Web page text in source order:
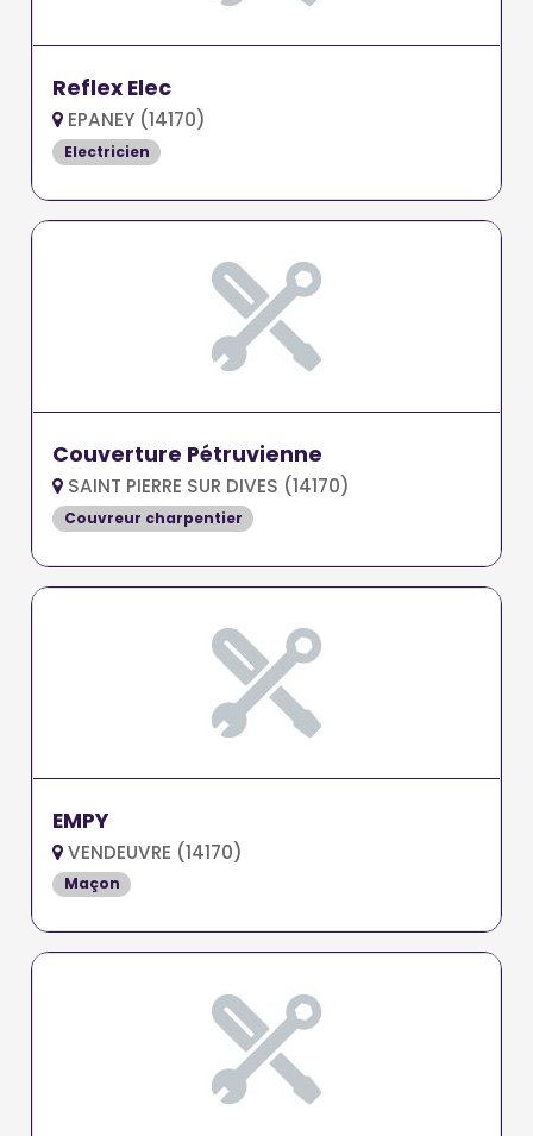
Reflex Elec
EPANEY (14170)
Electricien
Couverture Pétruvienne
SAINT PIERRE SUR DIVES (14170)
Couvreur charpentier
EMPY
VENDEUVRE (14170)
Maçon